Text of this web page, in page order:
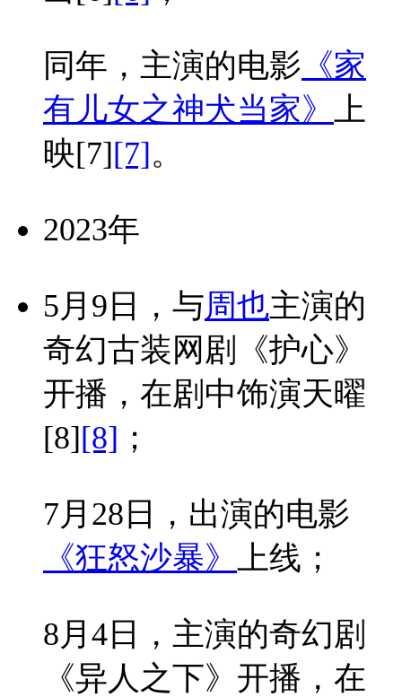
同年，主演的电影 《家
有儿女之神犬当家》 上
映[7][7]。
2023年
5月9日，与周也主演的
奇幻古装网剧《护心》
开播，在剧中饰演天曜
[8][8] ；
7月28日，出演的电影
《狂怒沙暴》
上线；
8月4日，主演的奇幻剧
《异人之下》开播，在